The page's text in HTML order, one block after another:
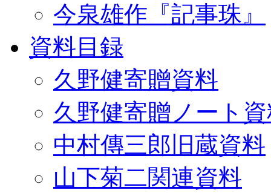
今泉雄作『記事珠』
資料目録
久野健寄贈資料
久野健寄贈ノート
中村傳三郎旧蔵資料
山下菊二関連資料